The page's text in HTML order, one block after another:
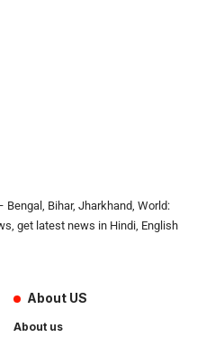
Bihar, Jharkhand, World:
get latest news in Hindi, English
About US
About us